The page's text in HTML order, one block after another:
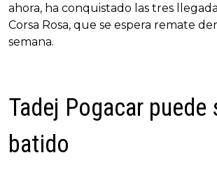
ahora, ha conquistado las tres
Corsa Rosa, que se espera remate
semana.
Tadej Pogacar puede
batido